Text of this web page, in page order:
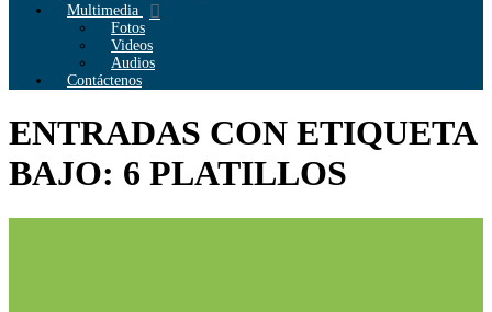
Multimedia
Fotos
Videos
Audios
Contáctenos
ENTRADAS CON ETIQUETA
BAJO: 6 PLATILLOS